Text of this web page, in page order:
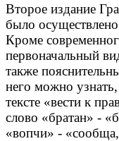
Второе издание
было
Кроме
первоначальный
также
него можно
тексте «вести к
слово «братан» -
«вопчи» -